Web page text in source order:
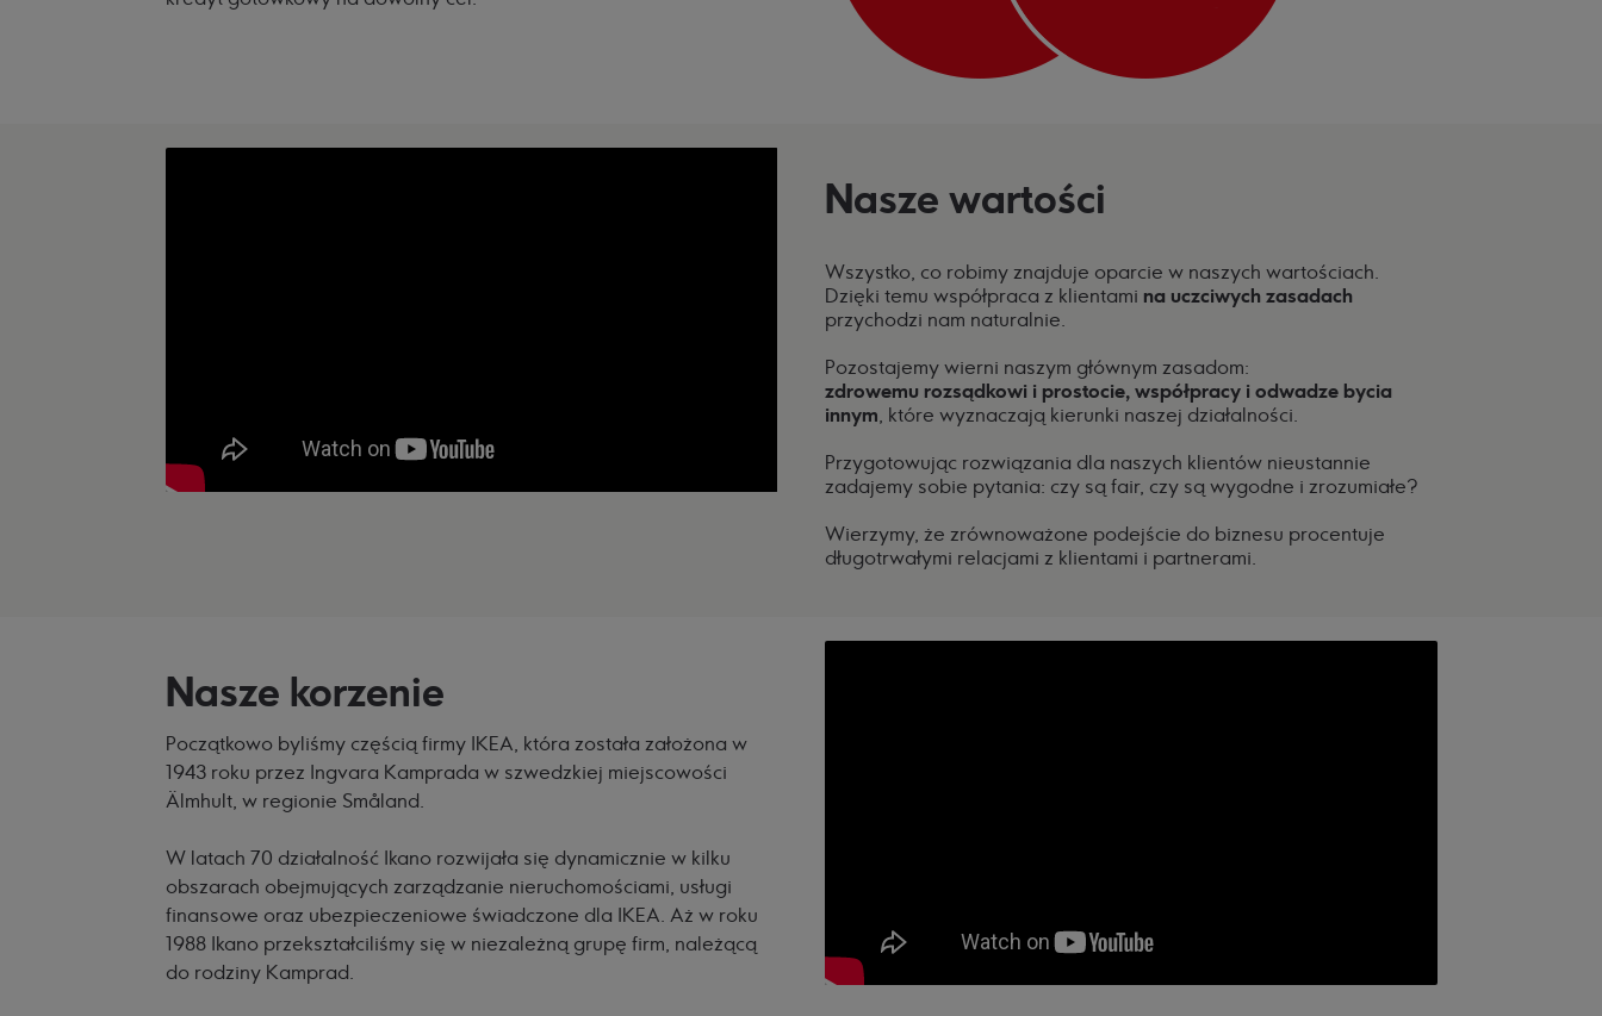
Nasze wartości
Wszystko, co robimy znajduje oparcie w naszych wartościach.
Dzięki temu współpraca z klientami na uczciwych zasadach
przychodzi nam naturalnie.
Pozostajemy wierni naszym głównym zasadom:
zdrowemu rozsądkowi i prostocie, współpracy i odwadze bycia
innym, które wyznaczają kierunki naszej działalności.
Przygotowując rozwiązania dla naszych klientów nieustannie
zadajemy sobie pytania: czy są fair, czy są wygodne i zrozumiałe?
Wierzymy, że zrównoważone podejście do biznesu procentuje
długotrwałymi relacjami z klientami i partnerami.
Nasze korzenie
Początkowo byliśmy częścią firmy IKEA, która została założona w
1943 roku przez Ingvara Kamprada w szwedzkiej miejscowości
Älmhult, w regionie Småland.
W latach 70 działalność Ikano rozwijała się dynamicznie w kilku
obszarach obejmujących zarządzanie nieruchomościami, usługi
finansowe oraz ubezpieczeniowe świadczone dla IKEA. Aż w roku
1988 Ikano przekształciliśmy się w niezależną grupę firm, należącą
do rodziny Kamprad.